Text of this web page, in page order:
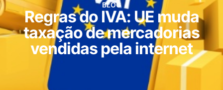
BLOG
Regras do IVA: UE muda
taxação de mercadorias
vendidas pela internet